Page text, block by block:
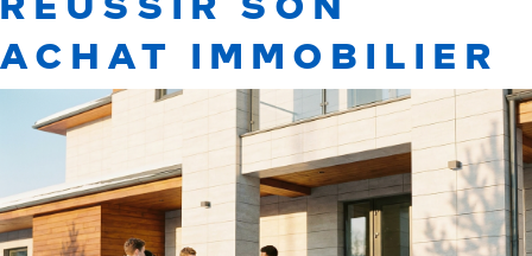
ACHAT IMMOBILIER